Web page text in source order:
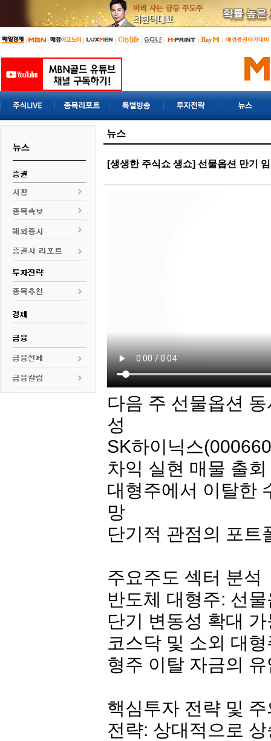
뉴스
[생생한 주식쇼 생쇼] 선물옵션 만기
다음 주 선물옵션
성
SK하이닉스
차익 실현 매물 출
대형주에서 이탈한
망
단기적 관점의 포트
주요주도 섹터 분석
반도체 대형주: 선
단기 변동성 확대
코스닥 및 소외 대
형주 이탈 자금의
핵심투자 전략 및
전략: 상대적으로